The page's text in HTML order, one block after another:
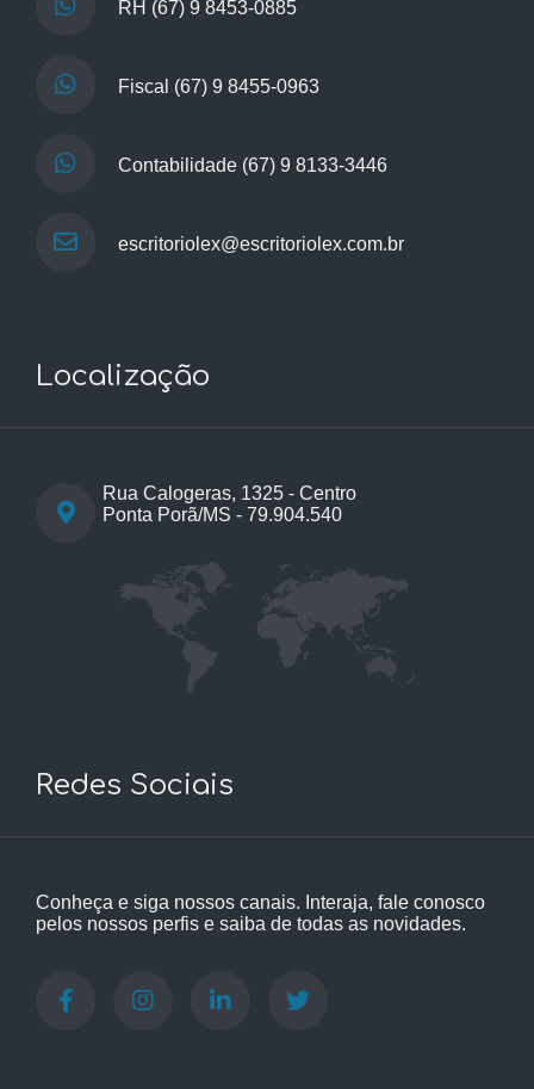
RH (67) 9 8453-0885
Fiscal (67) 9 8455-0963
Contabilidade (67) 9 8133-3446
escritoriolex@escritoriolex.com.br
Localização
Rua Calogeras, 1325 - Centro
Ponta Porã/MS - 79.904.540
Redes Sociais
Conheça e siga nossos canais. Interaja, fale conosco
pelos nossos perfis e saiba de todas as novidades.